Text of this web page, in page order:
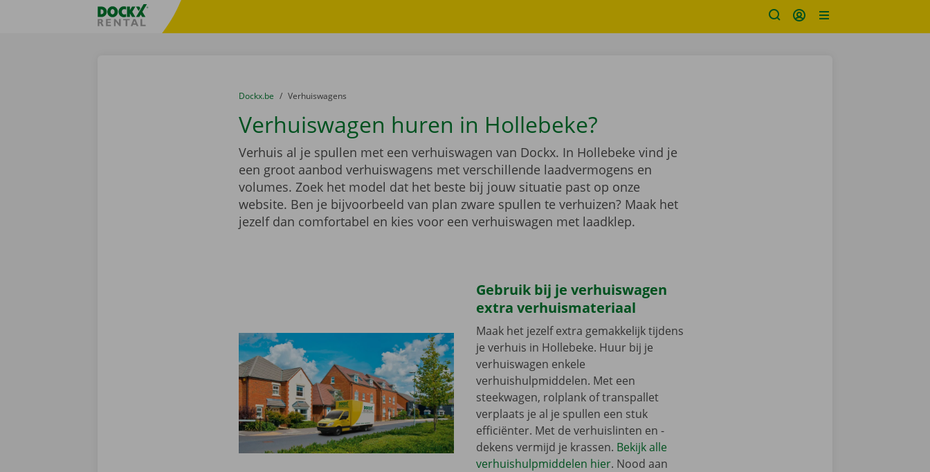
Taalselectie overslaanFratello DEMO
U bevindt zich hier:
van
Dockx.be naar
Verhuiswagens
Verhuiswagen huren in Hollebeke?
Verhuis al je spullen met een verhuiswagen van Dockx. In Hollebeke vind je
een groot aanbod verhuiswagens met verschillende laadvermogens en
volumes. Zoek het model dat het beste bij jouw situatie past op onze
website. Ben je bijvoorbeeld van plan zware spullen te verhuizen? Maak het
jezelf dan comfortabel en kies voor een verhuiswagen met laadklep.
Gebruik bij je verhuiswagen
extra verhuismateriaal
Maak het jezelf extra gemakkelijk tijdens
je verhuis in Hollebeke. Huur bij je
verhuiswagen enkele
verhuishulpmiddelen. Met een
steekwagen, rolplank of transpallet
verplaats je al je spullen een stuk
efficiënter. Met de verhuislinten en -
dekens vermijd je krassen. Bekijk alle
verhuishulpmiddelen hier. Nood aan